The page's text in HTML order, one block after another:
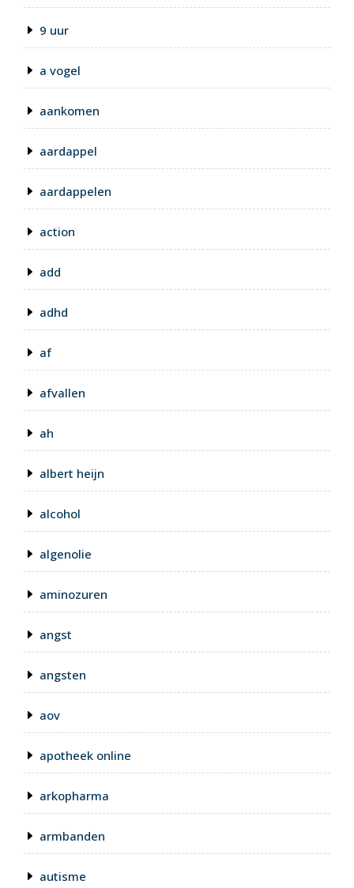
9 uur
a vogel
aankomen
aardappel
aardappelen
action
add
adhd
af
afvallen
ah
albert heijn
alcohol
algenolie
aminozuren
angst
angsten
aov
apotheek online
arkopharma
armbanden
autisme